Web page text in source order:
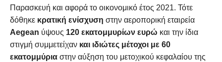
Παρασκευή και αφορά το οικονομικό έτος 2021. Τότε
δόθηκε κρατική ενίσχυση στην αεροπορική εταιρεία
Aegean ύψους 120 εκατομμυρίων ευρώ και την ίδια
στιγμή συμμετείχαν και ιδιώτες μέτοχοι με 60
εκατομμύριαστην αύξηση του μετοχικού κεφαλαίου της